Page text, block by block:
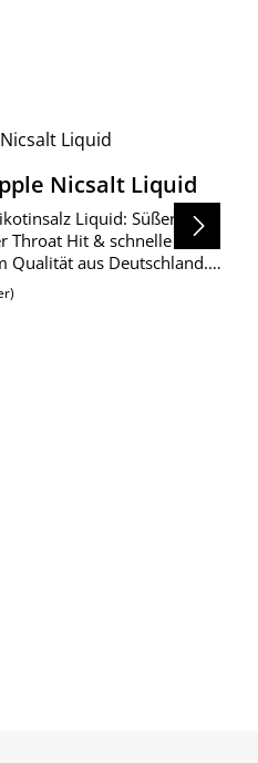
Nicsalt Liquid
Liquid: Süßer Apfel
Throat Hit & schnelle
Qualität aus Deutschland.